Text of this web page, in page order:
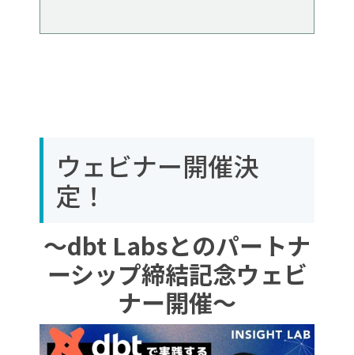
ウェビナー開催決定！
ウェビナー開催決
定！
～dbt Labsとのパートナ
ーシップ締結記念ウェビ
ナー開催～